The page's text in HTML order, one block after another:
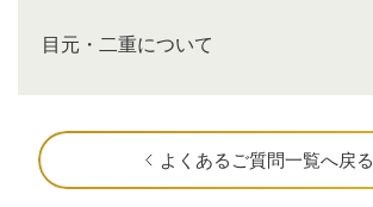
目元・二重について
よくあるご質問一覧へ戻る